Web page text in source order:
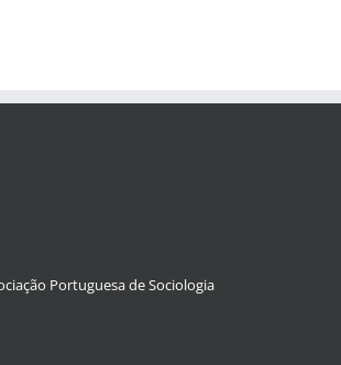
Portuguesa de Sociologia